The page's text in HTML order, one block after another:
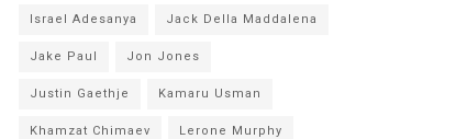
Israel Adesanya Jack Della Maddalena
Jake Paul Jon Jones
Justin Gaethje Kamaru Usman
Khamzat Chimaev Lerone Murphy